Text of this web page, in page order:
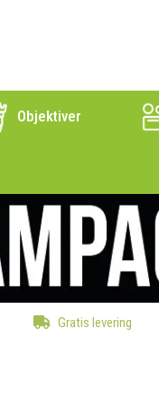
Objektiver
Gratis levering